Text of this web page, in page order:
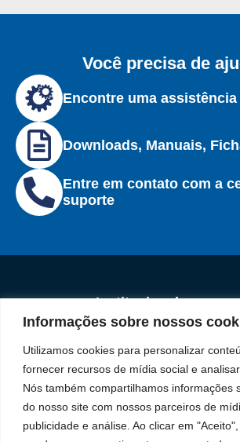
Informações sobre nossos
Utilizamos cookies para personalizar
fornecer recursos de mídia social e
Nós também compartilhamos informações
do nosso site com nossos parceiros de
publicidade e análise. Ao clicar em
Você precisa de
Encontre uma
Downloads, Manuais,
Entre em contato com a
suporte
líder
em
fabricação
de
equipamentos
Políticas de
Privacidade
de
Cookies
Institucional
Produtos
Rua
931 – Anexo
5050